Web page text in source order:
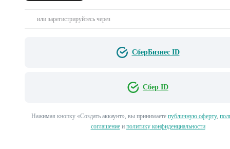
или зарегистрируйтесь через
СберБизнес ID
Сбер ID
Нажимая кнопку «Создать аккаунт», вы принимаете публичную оферту,
соглашениеи политику конфиденциальности